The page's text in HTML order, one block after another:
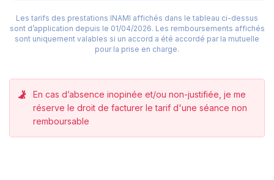
Les tarifs des prestations INAMI affichés dans le tableau ci-dessus
sont d’application depuis le 01/04/2026. Les remboursements affichés
sont uniquement valables si un accord a été accordé par la mutuelle
pour la prise en charge.
En cas d’absence inopinée et/ou non-justifiée, je me
réserve le droit de facturer le tarif d'une séance non
remboursable